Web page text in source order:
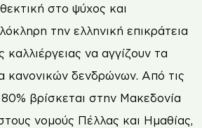
στο ψύχος και
την ελληνική επικράτεια
καλλιέργειας να αγγίζουν τα
κανονικών δενδρώνων. Από τις
βρίσκεται στην Μακεδονία
νομούς Πέλλας και Ημαθίας,